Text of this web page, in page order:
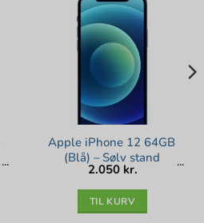
Apple iPhone 12 64GB
(Blå) – Sølv stand
2.050 kr.
TIL KURV